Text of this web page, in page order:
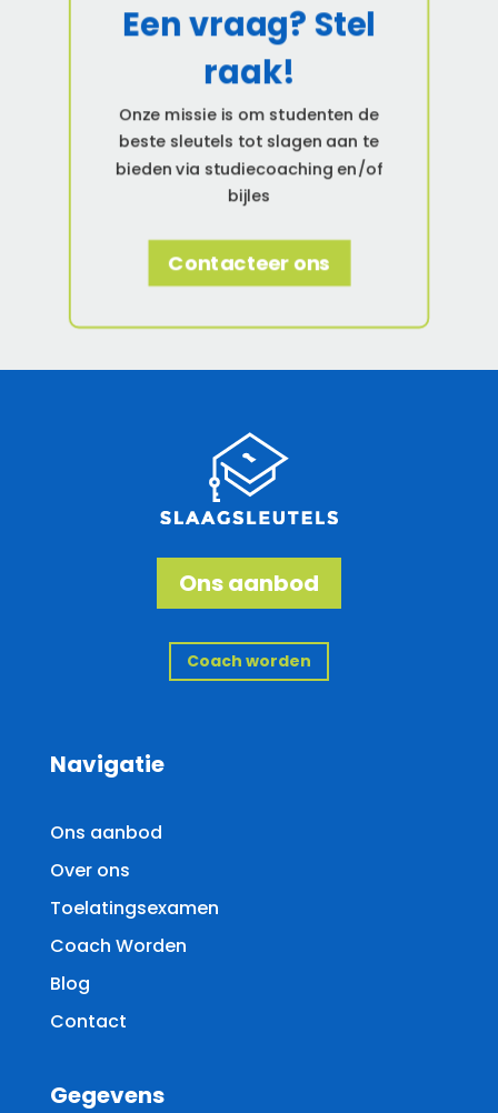
Een vraag? Stel
raak!
Onze missie is om studenten de
beste sleutels tot slagen aan te
bieden via studiecoaching en/of
bijles
Contacteer ons
Ons aanbod
Coach worden
Navigatie
Ons aanbod
Over ons
Toelatingsexamen
Coach Worden
Blog
Contact
Gegevens